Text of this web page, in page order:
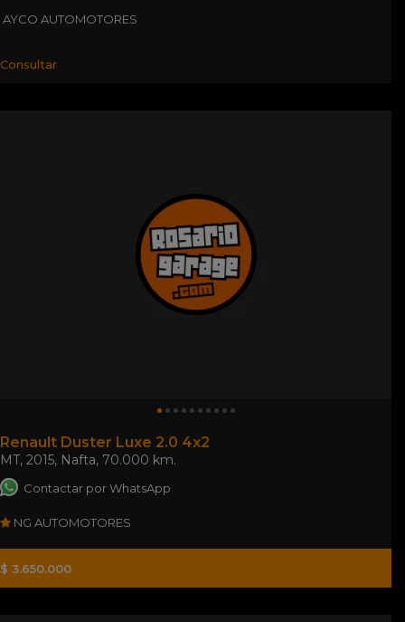
AYCO AUTOMOTORES
Consultar
Renault Duster Luxe 2.0 4x2
MT, 2015, Nafta, 70.000 km.
Contactar por WhatsApp
NG AUTOMOTORES
$ 3.650.000